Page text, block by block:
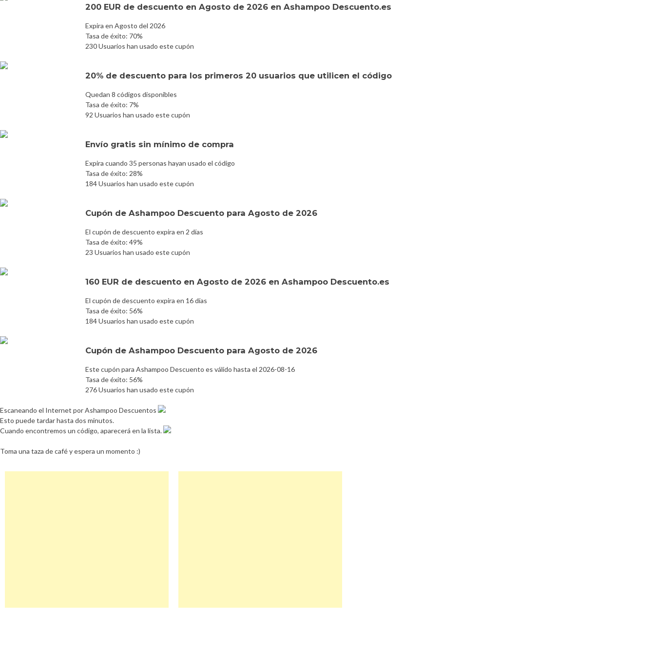
200 EUR de descuento en Agosto de 2026 en Ashampoo Descuento.es
Expira en Agosto del 2026
Tasa de éxito: 70%
230 Usuarios han usado este cupón
20% de descuento para los primeros 20 usuarios que utilicen el código
Quedan 8 códigos disponibles
Tasa de éxito: 7%
92 Usuarios han usado este cupón
Envío gratis sin mínimo de compra
Expira cuando 35 personas hayan usado el código
Tasa de éxito: 28%
184 Usuarios han usado este cupón
Cupón de Ashampoo Descuento para Agosto de 2026
El cupón de descuento expira en 2 días
Tasa de éxito: 49%
23 Usuarios han usado este cupón
160 EUR de descuento en Agosto de 2026 en Ashampoo Descuento.es
El cupón de descuento expira en 16 días
Tasa de éxito: 56%
184 Usuarios han usado este cupón
Cupón de Ashampoo Descuento para Agosto de 2026
Este cupón para Ashampoo Descuento es válido hasta el 2026-08-16
Tasa de éxito: 56%
276 Usuarios han usado este cupón
Escaneando el Internet por Ashampoo Descuentos
Esto puede tardar hasta dos minutos.
Cuando encontremos un código, aparecerá en la lista.
Toma una taza de café y espera un momento :)